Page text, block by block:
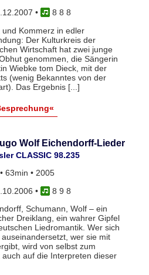
•
8 8 8
und Kommerz in edler
Der Kulturkreis der
Wirtschaft hat zwei junge
genommen, die Sängerin
Wiebke tom Dieck, mit der
(wenig Bekanntes von der
Das Ergebnis [...]
Wolf Eichendorff-Lieder
CLASSIC 98.235
63min • 2005
•
8 9 8
Schumann, Wolf – ein
Dreiklang, ein wahrer Gipfel
Liedromantik. Wer sich
wer sie mit
wird von selbst zum
auf die Interpreten dieser